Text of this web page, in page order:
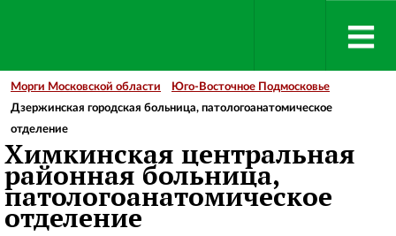
Морги Московской области
Юго-Восточное Подмосковье
Дзержинская городская больница, патологоанатомическое
отделение
Химкинская центральная
районная больница,
патологоанатомическое
отделение